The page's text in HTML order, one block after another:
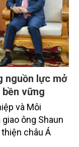
nguồn lực mở
vững
và Môi
ông Shaun